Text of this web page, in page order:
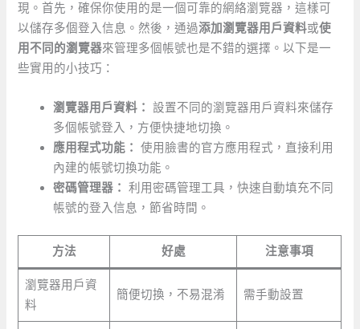
現。首先，確保你使用的是一個可靠的網絡瀏覽器，這樣可
以儲存多個登入信息。然後，通過添加瀏覽器用戶資料或使
用不同的瀏覽器來管理多個帳號也是不錯的選擇。以下是一
些實用的小技巧：
瀏覽器用戶資料： 設置不同的瀏覽器用戶資料來儲存
多個帳號登入，方便快捷地切換。
應用程式功能： ‍使用臉書的官方應用程式，直接利用
內建的帳號切換功能。
密碼管理器： 利用密碼管理工具，快速自動填充不同
帳號的登入信息，節省時間。
方法 好處 注意事項
瀏覽器用戶資
料
簡便切換，不易混淆 需手動設置